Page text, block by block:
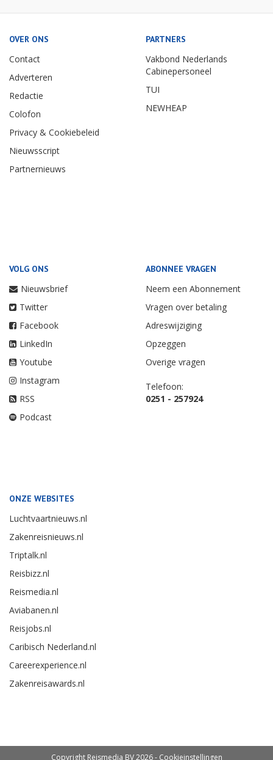
OVER ONS
Contact
Adverteren
Redactie
Colofon
Privacy & Cookiebeleid
Nieuwsscript
Partnernieuws
PARTNERS
Vakbond Nederlands
Cabinepersoneel
TUI
NEWHEAP
VOLG ONS
Nieuwsbrief
Twitter
Facebook
LinkedIn
Youtube
Instagram
RSS
Podcast
ABONNEE VRAGEN
Neem een Abonnement
Vragen over betaling
Adreswijziging
Opzeggen
Overige vragen
Telefoon:
0251 - 257924
ONZE WEBSITES
Luchtvaartnieuws.nl
Zakenreisnieuws.nl
Triptalk.nl
Reisbizz.nl
Reismedia.nl
Aviabanen.nl
Reisjobs.nl
Caribisch Nederland.nl
Careerexperience.nl
Zakenreisawards.nl
Copyright Reismedia BV 2026 - Cookieinstellingen